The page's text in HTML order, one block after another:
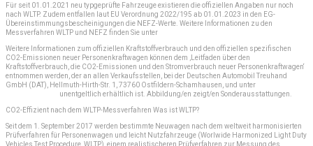
Für seit 01.01.2021 neu typgeprüfte Fahrzeuge existieren die offiziellen Angaben nur noch
nach WLTP. Zudem entfallen laut EU Verordnung 2022/195 ab 01.01.2023 in den EG-
Übereinstimmungsbescheinigungen die NEFZ-Werte. Weitere Informationen zu den
Messverfahren WLTP und NEFZ finden Sie unter
Weitere Informationen zum offiziellen Kraftstoffverbrauch und den offiziellen spezifischen
CO2-Emissionen neuer Personenkraftwagen können dem ‚Leitfaden über den
Kraftstoffverbrauch, die CO2-Emissionen und den Stromverbrauch neuer Personenkraftwagen‘
entnommen werden, der an allen Verkaufsstellen, bei der Deutschen Automobil Treuhand
GmbH (DAT), Hellmuth-Hirth-Str. 1, 73760 Ostfildern-Schamhausen, und unter
unentgeltlich erhältlich ist. Abbildung/en zeigt/en Sonderausstattungen.
CO2-Effizient nach dem WLTP-Messverfahren Was ist WLTP?
Seit dem 1. September 2017 werden bestimmte Neuwagen nach dem weltweit harmonisierten
Prüfverfahren für Personenwagen und leicht Nutzfahrzeuge (Worlwide Harmonized Light Duty
Vehicles Test Procedure, WLTP), einem realistischeren Prüfverfahren zur Messung des